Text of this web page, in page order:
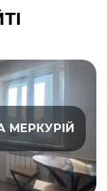
МЕРКУРІЙ